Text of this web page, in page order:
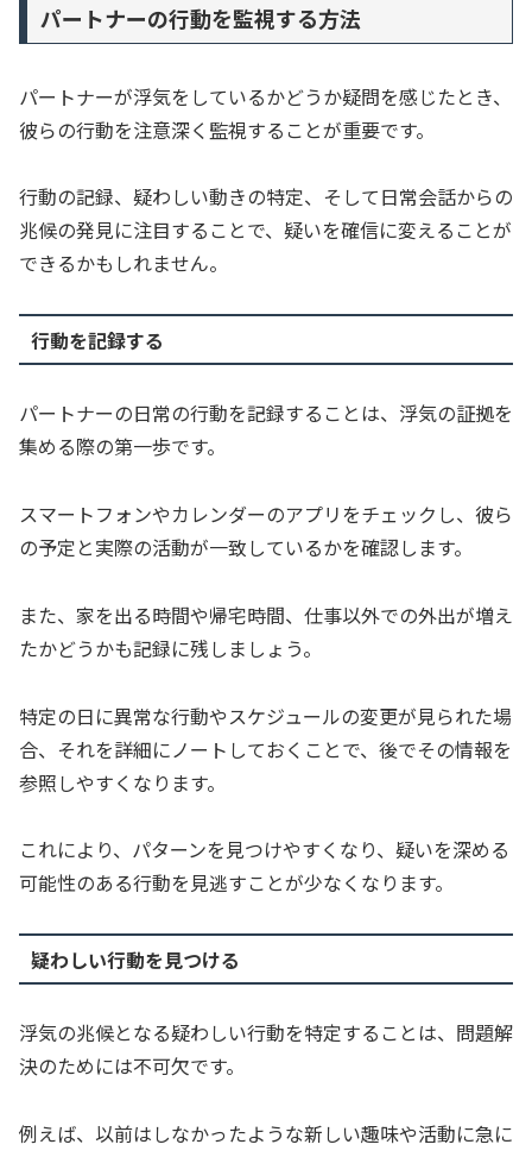
パートナーの行動を監視する方法
パートナーが浮気をしているかどうか疑問を感じたとき、
彼らの行動を注意深く監視することが重要です。
行動の記録、疑わしい動きの特定、そして日常会話からの
兆候の発見に注目することで、疑いを確信に変えることが
できるかもしれません。
行動を記録する
パートナーの日常の行動を記録することは、浮気の証拠を
集める際の第一歩です。
スマートフォンやカレンダーのアプリをチェックし、彼ら
の予定と実際の活動が一致しているかを確認します。
また、家を出る時間や帰宅時間、仕事以外での外出が増え
たかどうかも記録に残しましょう。
特定の日に異常な行動やスケジュールの変更が見られた場
合、それを詳細にノートしておくことで、後でその情報を
参照しやすくなります。
これにより、パターンを見つけやすくなり、疑いを深める
可能性のある行動を見逃すことが少なくなります。
疑わしい行動を見つける
浮気の兆候となる疑わしい行動を特定することは、問題解
決のためには不可欠です。
例えば、以前はしなかったような新しい趣味や活動に急に